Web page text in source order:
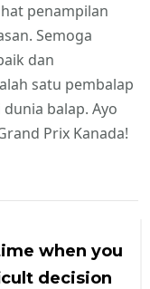
penampilan
Semoga
dan
satu pembalap
balap. Ayo
Prix Kanada!
when you
decision